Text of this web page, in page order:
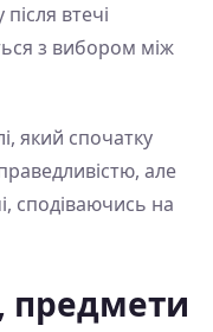
втечі
з вибором між
який спочатку
але
сподіваючись на
предмети